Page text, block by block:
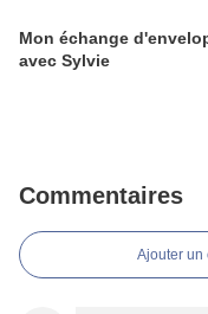
Mon échange
avec Sylvie
Commentaires
Ajouter un